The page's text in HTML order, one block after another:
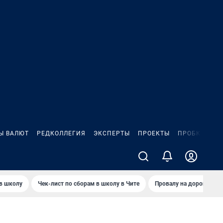
ВАЛЮТ РЕДКОЛЛЕГИЯ ЭКСПЕРТЫ ПРОЕКТЫ ПРОБКИ
школу Чек-лист по сборам в школу в Чите Провалу на дороге